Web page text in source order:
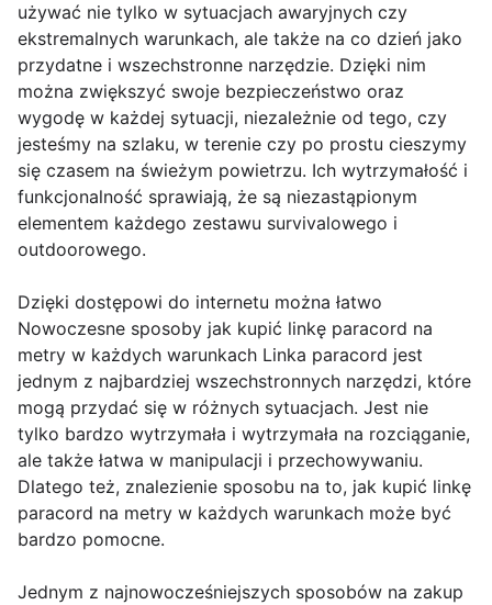
używać nie tylko w sytuacjach awaryjnych czy
ekstremalnych warunkach, ale także na co dzień jako
przydatne i wszechstronne narzędzie. Dzięki nim
można zwiększyć swoje bezpieczeństwo oraz
wygodę w każdej sytuacji, niezależnie od tego, czy
jesteśmy na szlaku, w terenie czy po prostu cieszymy
się czasem na świeżym powietrzu. Ich wytrzymałość i
funkcjonalność sprawiają, że są niezastąpionym
elementem każdego zestawu survivalowego i
outdoorowego.
Dzięki dostępowi do internetu można łatwo
Nowoczesne sposoby jak kupić linkę paracord na
metry w każdych warunkach Linka paracord jest
jednym z najbardziej wszechstronnych narzędzi, które
mogą przydać się w różnych sytuacjach. Jest nie
tylko bardzo wytrzymała i wytrzymała na rozciąganie,
ale także łatwa w manipulacji i przechowywaniu.
Dlatego też, znalezienie sposobu na to, jak kupić linkę
paracord na metry w każdych warunkach może być
bardzo pomocne.
Jednym z najnowocześniejszych sposobów na zakup